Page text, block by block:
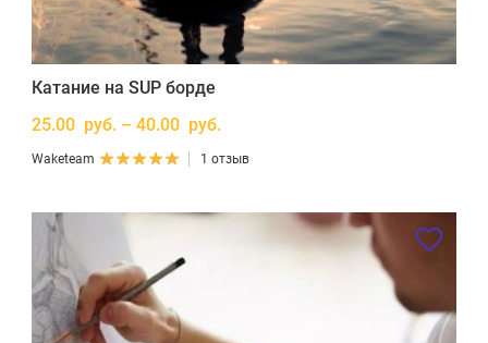
Катание на SUP борде
25.00 руб. – 40.00 руб.
Waketeam 1 отзыв